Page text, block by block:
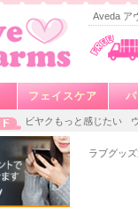
Aveda ア
フェイスケア
ビヤクもっと感じたい
ラブグッ